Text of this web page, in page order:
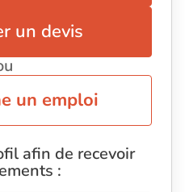
un devis
un emploi
afin de recevoir
: